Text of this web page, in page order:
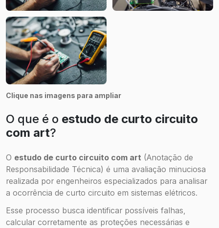
Clique nas imagens para ampliar
O que é o estudo de curto circuito
com art?
O estudo de curto circuito com art (Anotação de
Responsabilidade Técnica) é uma avaliação minuciosa
realizada por engenheiros especializados para analisar
a ocorrência de curto circuito em sistemas elétricos.
Esse processo busca identificar possíveis falhas,
calcular corretamente as proteções necessárias e